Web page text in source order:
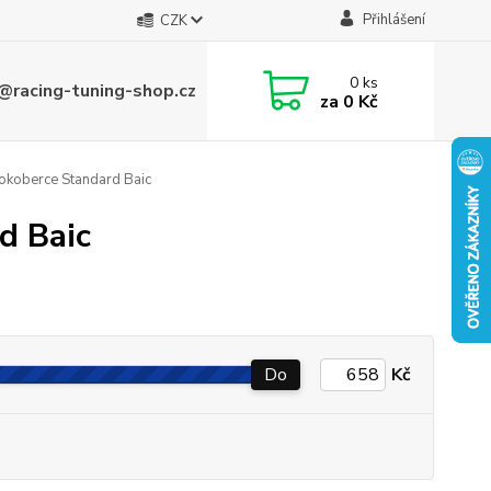
CZK Přihlášení
tuning-shop.cz 0ks
za 0 Kč
Standard Baic
Baic
Do Kč